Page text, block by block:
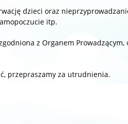
dzieci oraz
itp.
z Organem
przepraszamy za utrudnienia.